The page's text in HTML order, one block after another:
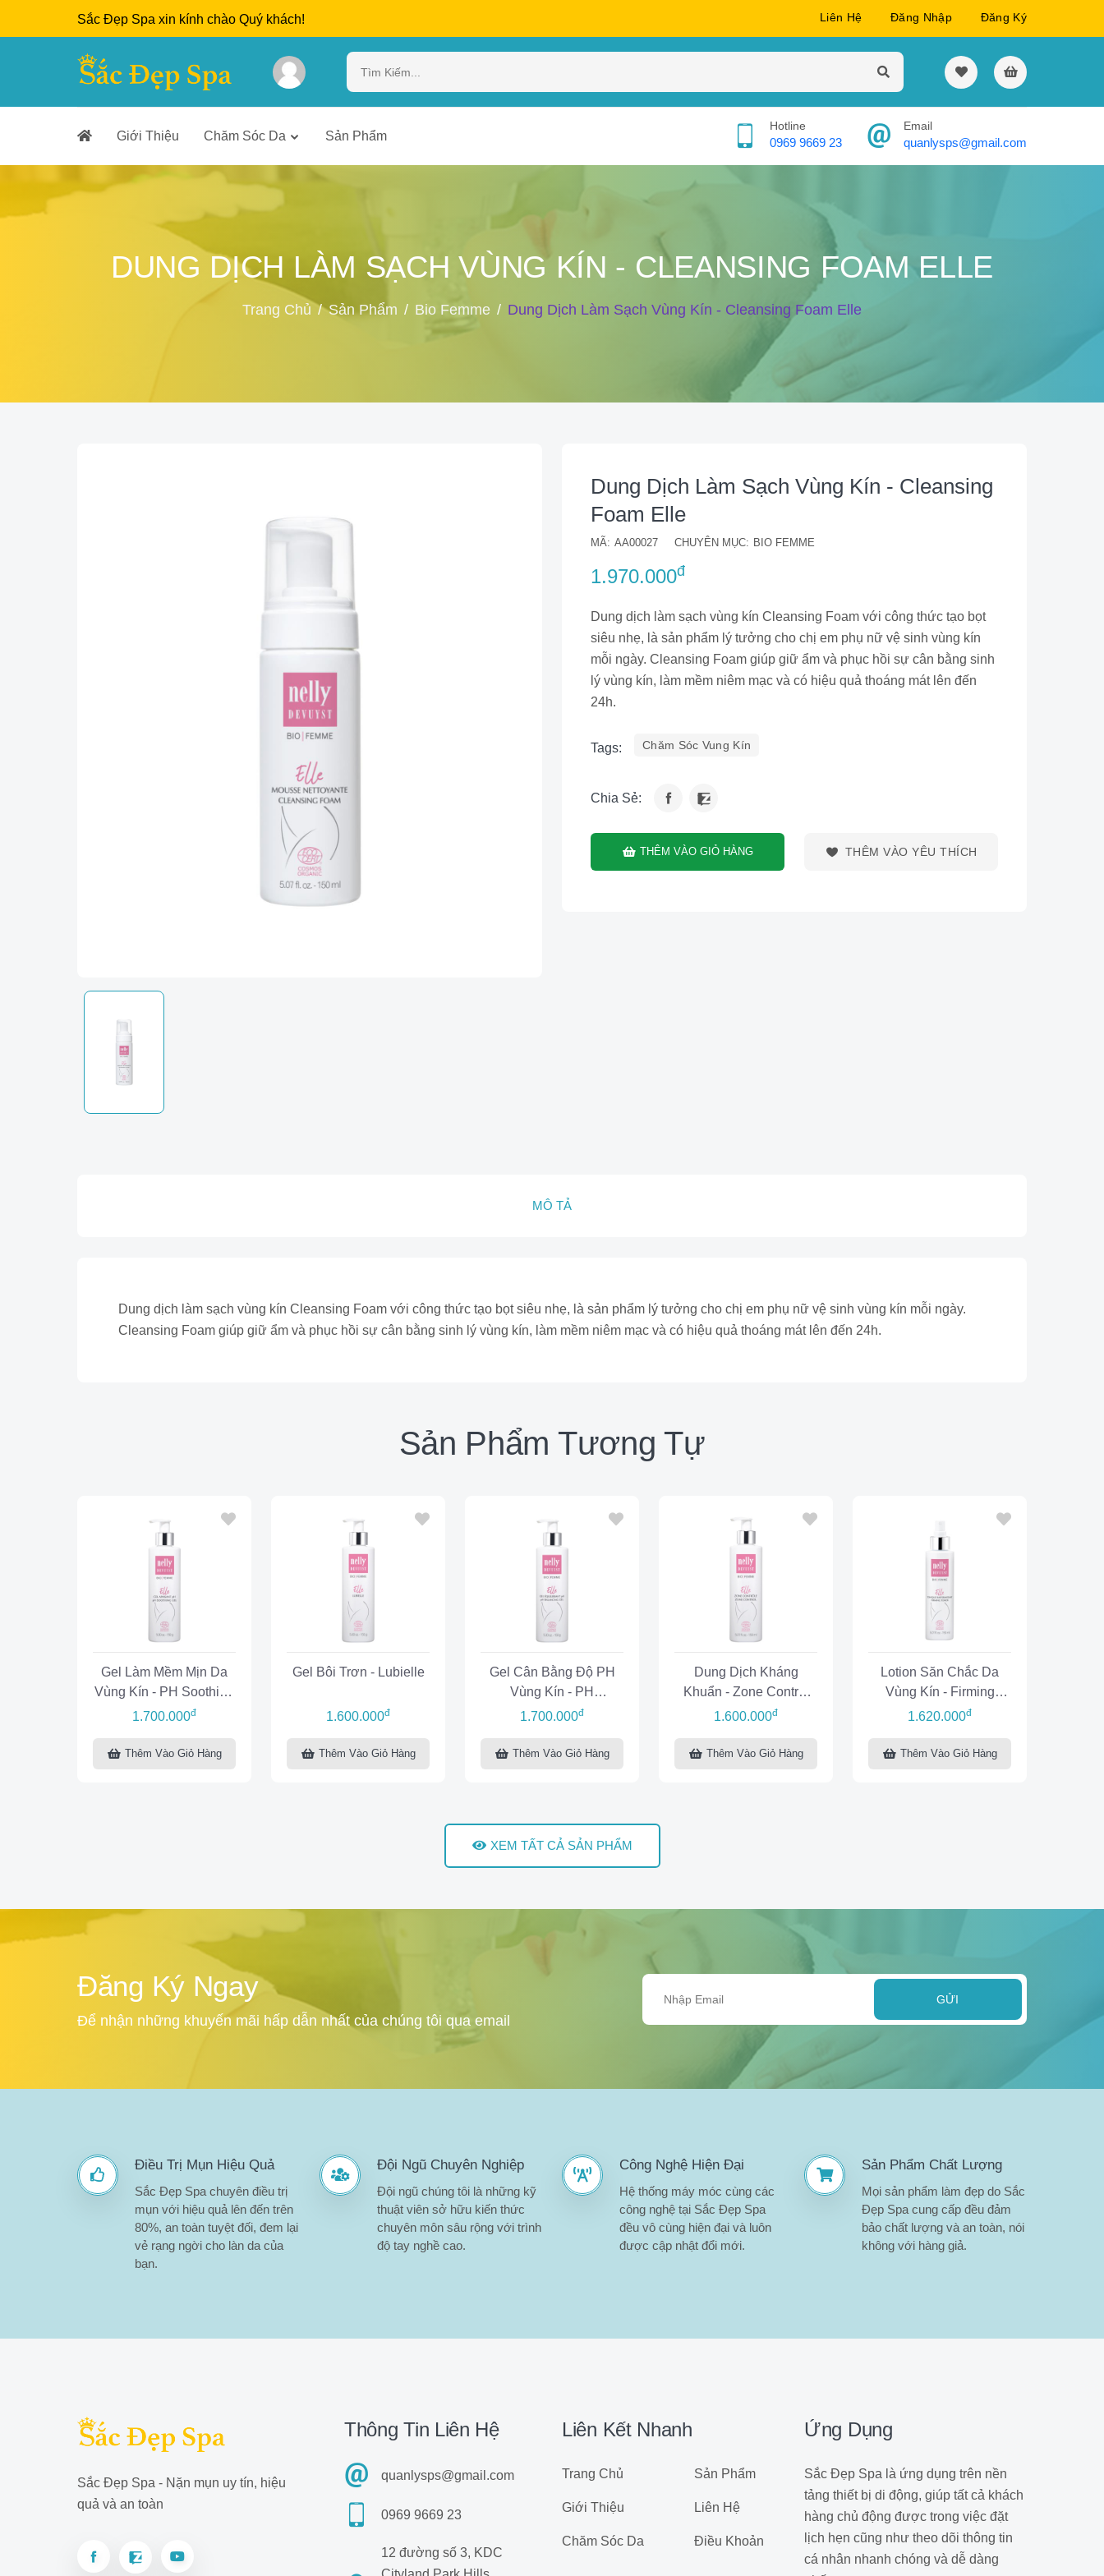
Sắc Đẹp Spa xin kính chào Quý khách! Liên Hệ Đăng Nhập Đăng Ký
Giới Thiệu Chăm Sóc Da Sản Phẩm
Hotline
0969 9669 23
Email
quanlysps@gmail.com
DUNG DỊCH LÀM SẠCH VÙNG KÍN - CLEANSING FOAM ELLE
Trang Chủ Sản Phẩm Bio Femme Dung Dịch Làm Sạch Vùng Kín - Cleansing Foam Elle
Dung Dịch Làm Sạch Vùng Kín - Cleansing
Foam Elle
MÃ: AA00027 CHUYÊN MỤC: BIO FEMME
1.970.000đ
Dung dịch làm sạch vùng kín Cleansing Foam với công thức tạo bọt
siêu nhẹ, là sản phẩm lý tưởng cho chị em phụ nữ vệ sinh vùng kín
mỗi ngày. Cleansing Foam giúp giữ ẩm và phục hồi sự cân bằng sinh
lý vùng kín, làm mềm niêm mạc và có hiệu quả thoáng mát lên đến
24h.
Tags: Chăm Sóc Vung Kín
Chia Sẻ:
THÊM VÀO GIỎ HÀNG THÊM VÀO YÊU THÍCH
MÔ TẢ
Dung dịch làm sạch vùng kín Cleansing Foam với công thức tạo bọt siêu nhẹ, là sản phẩm lý tưởng cho chị em phụ nữ vệ sinh vùng kín mỗi ngày.
Cleansing Foam giúp giữ ẩm và phục hồi sự cân bằng sinh lý vùng kín, làm mềm niêm mạc và có hiệu quả thoáng mát lên đến 24h.
Sản Phẩm Tương Tự
Gel Làm Mềm Mịn Da
Vùng Kín - PH Soothing
Gel Elle
1.700.000đ
Thêm Vào Giỏ Hàng
Gel Bôi Trơn - Lubielle
1.600.000đ
Thêm Vào Giỏ Hàng
Gel Cân Bằng Độ PH
Vùng Kín - PH
Balancing Gel Elle
1.700.000đ
Thêm Vào Giỏ Hàng
Dung Dịch Kháng
Khuẩn - Zone Control
Elle
1.600.000đ
Thêm Vào Giỏ Hàng
Lotion Săn Chắc Da
Vùng Kín - Firming
Toner Elle
1.620.000đ
Thêm Vào Giỏ Hàng
XEM TẤT CẢ SẢN PHẨM
Đăng Ký Ngay
Để nhận những khuyến mãi hấp dẫn nhất của chúng tôi qua email
GỬI
Điều Trị Mụn Hiệu Quả
Sắc Đẹp Spa chuyên điều trị
mụn với hiệu quả lên đến trên
80%, an toàn tuyệt đối, đem lại
vẻ rạng ngời cho làn da của
bạn.
Đội Ngũ Chuyên Nghiệp
Đội ngũ chúng tôi là những kỹ
thuật viên sở hữu kiến thức
chuyên môn sâu rộng với trình
độ tay nghề cao.
Công Nghệ Hiện Đại
Hệ thống máy móc cùng các
công nghệ tại Sắc Đẹp Spa
đều vô cùng hiện đại và luôn
được cập nhật đổi mới.
Sản Phẩm Chất Lượng
Mọi sản phẩm làm đẹp do Sắc
Đẹp Spa cung cấp đều đảm
bảo chất lượng và an toàn, nói
không với hàng giả.
Sắc Đẹp Spa - Nặn mụn uy tín, hiệu
quả và an toàn
Thông Tin Liên Hệ
quanlysps@gmail.com
0969 9669 23
12 đường số 3, KDC
Liên Kết Nhanh
Trang Chủ
Giới Thiệu
Chăm Sóc Da
Sản Phẩm
Liên Hệ
Điều Khoản
Ứng Dụng
Sắc Đẹp Spa là ứng dụng trên nền
tảng thiết bị di động, giúp tất cả khách
hàng chủ động được trong việc đặt
lịch hẹn cũng như theo dõi thông tin
cá nhân nhanh chóng và dễ dàng